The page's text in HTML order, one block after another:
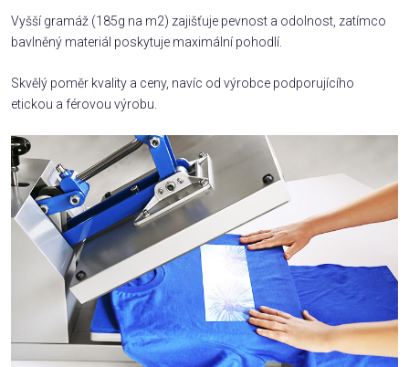
Vyšší gramáž (185g na m2) zajišťuje pevnost a odolnost, zatímco
bavlněný materiál poskytuje maximální pohodlí.
Skvělý poměr kvality a ceny, navíc od výrobce podporujícího
etickou a férovou výrobu.